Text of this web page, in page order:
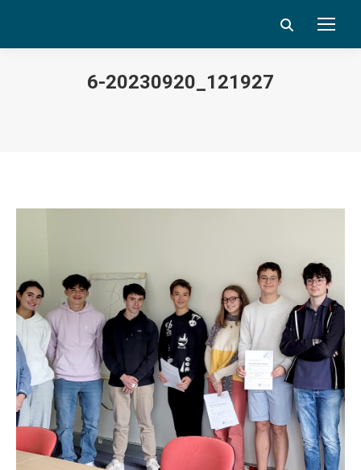
Search:
6-20230920_121927